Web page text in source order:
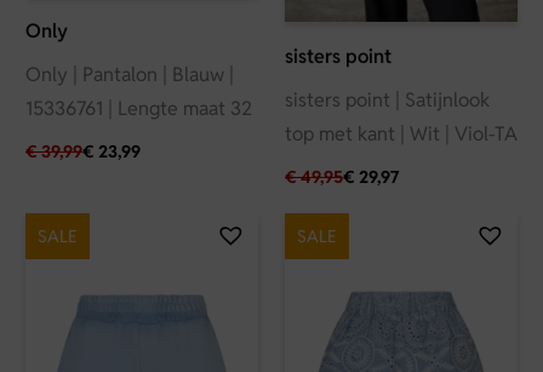
Only
Only | Pantalon | Blauw |
15336761 | Lengte maat 32
€39,99€ 23,99
sisters point
sisters point | Satijnlook
top met kant | Wit | Viol-TA
€49,95€ 29,97
SALE SALE